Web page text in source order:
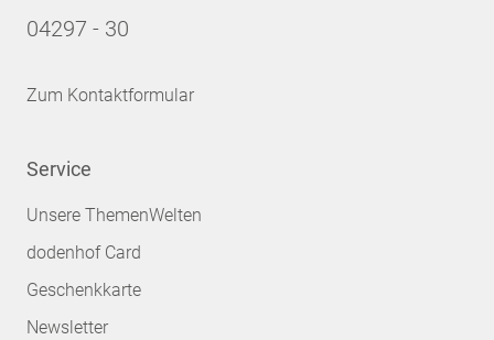
04297 - 30
Zum Kontaktformular
Service
Unsere ThemenWelten
dodenhof Card
Geschenkkarte
Newsletter